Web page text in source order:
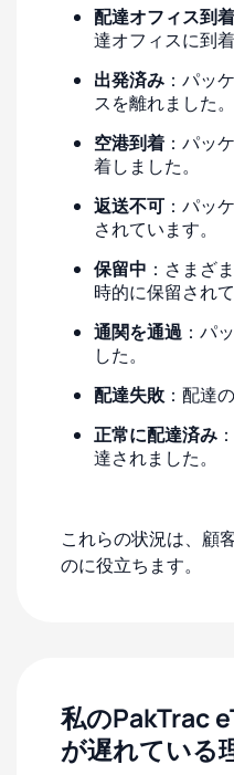
配達オフィス到着
達オフィスに到着
出発済み ：パッ
スを離れました。
空港到着 ：パッ
着しました。
返送不可 ：パッ
されています。
保留中 ：さまざ
時的に保留されて
通関を通過 ：パ
した。
配達失敗 ：配達
正常に配達済み
達されました。
これらの状況は、顧
のに役立ちます。
私のPakTrac
が遅れている